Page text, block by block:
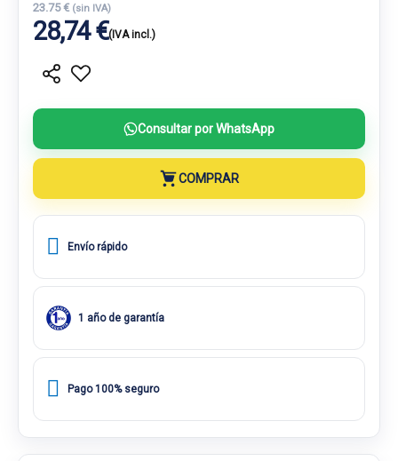
23.75 € (sin IVA)
28,74 €(IVA incl.)
Consultar por WhatsApp
COMPRAR
Envío rápido
1 año de garantía
Pago 100% seguro